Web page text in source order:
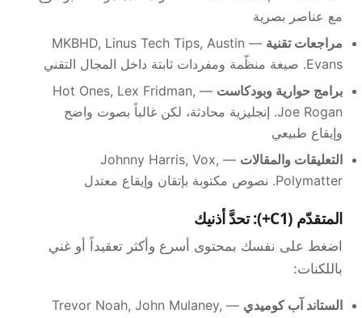
مع عناصر بصرية
مراجعات تقنية
— MKBHD, Linus Tech Tips, Austin
Evans. صيغة منظّمة ومفردات ثابتة داخل المجال التقني
برامج حوارية وبودكاست
— Hot Ones, Lex Fridman,
Joe Rogan. إنجليزية محادثة، لكن غالباً بصوت واضح
وإيقاع طبيعي
التعليقات والمقالات
— Johnny Harris, Vox,
Polymatter. نصوص مكتوبة بإتقان وإيقاع معتدل
المتقدّم (C1+): تحدَّ أذنيك
اضغط على نفسك بمحتوى أسرع وأكثر تعقيداً أو غني
باللكنات:
الستاند آب كوميدي — Trevor Noah, John Mulaney,